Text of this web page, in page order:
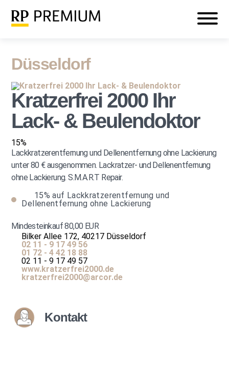
Login
Düsseldorf
Kratzerfrei 2000 Ihr
Lack- & Beulendoktor
15%
Lackkratzerentfernung und Dellenentfernung ohne Lackierung
unter 80 € ausgenommen. Lackratzer- und Dellenentfernung
ohne Lackierung. S.M.A.R.T Repair.
15% auf Lackkratzerentfernung und
Dellenentfernung ohne Lackierung
Mindesteinkauf 80,00 EUR
Bilker Allee 172, 40217 Düsseldorf
02 11 - 9 17 49 56
01 72 - 4 42 18 88
02 11 - 9 17 49 57
www.kratzerfrei2000.de
kratzerfrei2000@arcor.de
Kontakt